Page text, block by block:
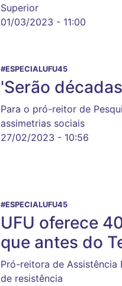
Superior
01/03/2023 - 11:00
#ESPECIALUFU45
'Serão
Para o pró-reitor de
assimetrias sociais
27/02/2023 - 10:56
#ESPECIALUFU45
UFU oferece
que antes do
Pró-reitora de
de resistência